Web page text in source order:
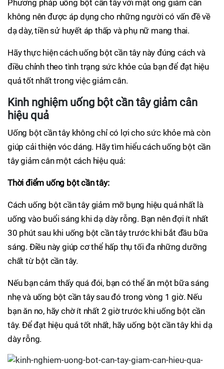
Phương pháp uống bột cần tây với mật ong giảm cân
không nên được áp dụng cho những người có vấn đề về
dạ dày, tiền sử huyết áp thấp và phụ nữ mang thai.
Hãy thực hiện cách uống bột cần tây này đúng cách và
điều chỉnh theo tình trạng sức khỏe của bạn để đạt hiệu
quả tốt nhất trong việc giảm cân.
Kinh nghiệm uống bột cần tây giảm cân
hiệu quả
Uống bột cần tây không chỉ có lợi cho sức khỏe mà còn
giúp cải thiện vóc dáng. Hãy tìm hiểu cách uống bột cần
tây giảm cân một cách hiệu quả:
Thời điểm uống bột cần tây:
Cách uống bột cần tây giảm mỡ bụng hiệu quả nhất là
uống vào buổi sáng khi dạ dày rỗng. Bạn nên đợi ít nhất
30 phút sau khi uống bột cần tây trước khi bắt đầu bữa
sáng. Điều này giúp cơ thể hấp thụ tối đa những dưỡng
chất từ bột cần tây.
Nếu bạn cảm thấy quá đói, bạn có thể ăn một bữa sáng
nhẹ và uống bột cần tây sau đó trong vòng 1 giờ. Nếu
bạn ăn no, hãy chờ ít nhất 2 giờ trước khi uống bột cần
tây. Để đạt hiệu quả tốt nhất, hãy uống bột cần tây khi dạ
dày rỗng.